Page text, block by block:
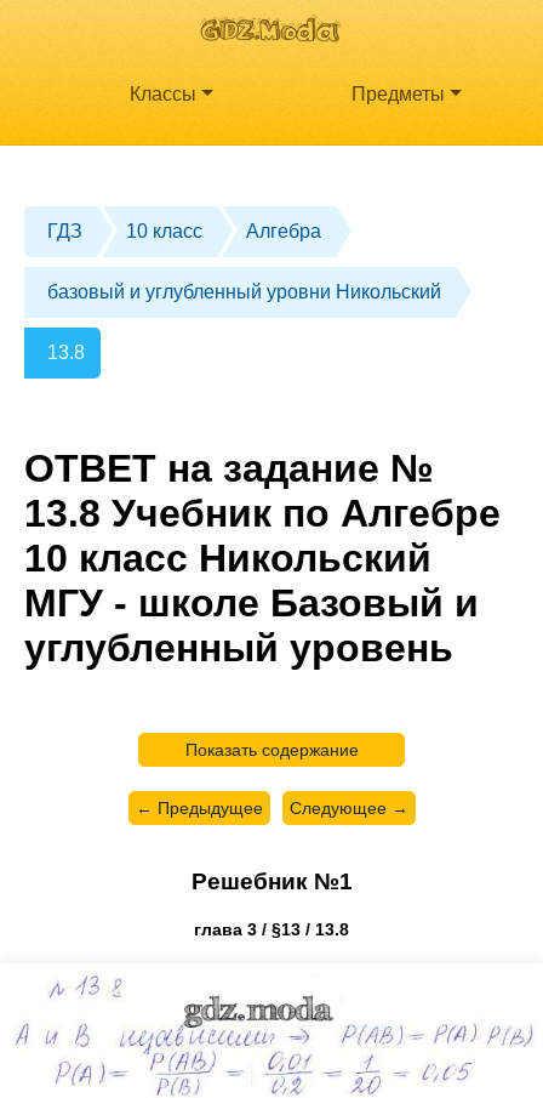
Классы Предметы
ГДЗ 10 класс Алгебра
базовый и углубленный уровни Никольский
13.8
ОТВЕТ на задание №
13.8 Учебник по Алгебре
10 класс Никольский
МГУ - школе Базовый и
углубленный уровень
Показать содержание
← Предыдущее Следующее →
Решебник №1
глава 3 / §13 / 13.8